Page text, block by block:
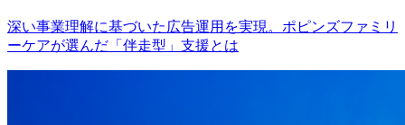
深い事業理解に基づいた広告運用を実現。ポピンズファミリ
ーケアが選んだ「伴走型」支援とは